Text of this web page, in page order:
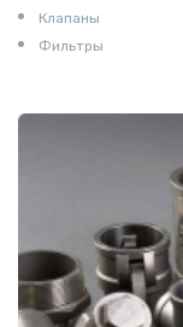
Клапаны
Фильтры